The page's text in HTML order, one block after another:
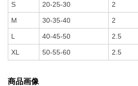
S 20-25-30 2
M 30-35-40 2
L 40-45-50 2.5
XL 50-55-60 2.5
商品画像